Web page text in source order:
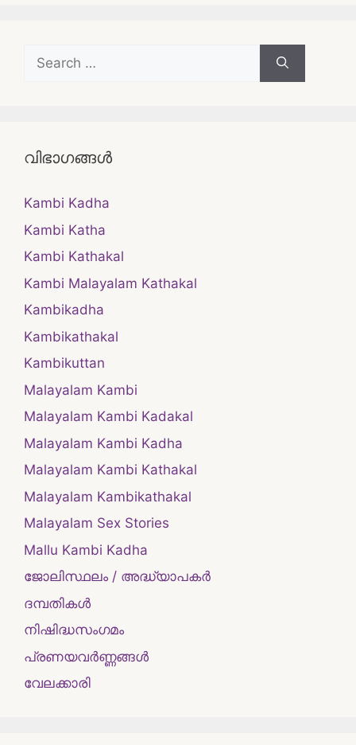
Search
for:
വിഭാഗങ്ങൾ
Kambi Kadha
Kambi Katha
Kambi Kathakal
Kambi Malayalam Kathakal
Kambikadha
Kambikathakal
Kambikuttan
Malayalam Kambi
Malayalam Kambi Kadakal
Malayalam Kambi Kadha
Malayalam Kambi Kathakal
Malayalam Kambikathakal
Malayalam Sex Stories
Mallu Kambi Kadha
ജോലിസ്ഥലം / അദ്ധ്യാപകർ
ദമ്പതികള്‍
നിഷിദ്ധസംഗമം
പ്രണയവർണ്ണങ്ങൾ
വേലക്കാരി